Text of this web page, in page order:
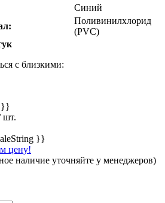
Синий
Поливинилхлорид
(PVC)
с близкими:
}}
шт.
}}
цену!
наличие уточняйте у менеджеров)